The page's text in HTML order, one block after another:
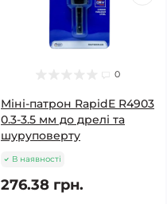
0
Міні-патрон RapidE R4903
0.3-3.5 мм до дрелі та
шуруповерту
В наявності
276.38 грн.